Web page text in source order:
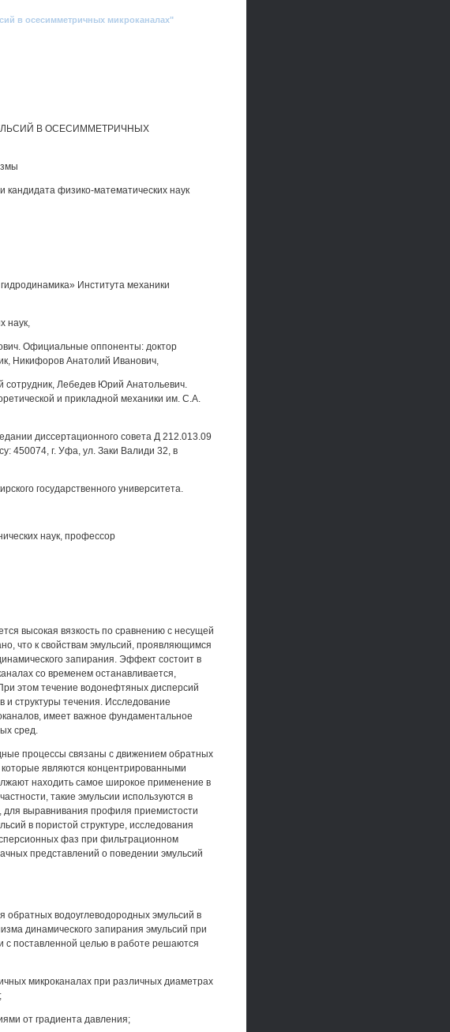
в осесимметричных микроканалах"
В ОСЕСИММЕТРИЧНЫХ
физико-математических наук
Института механики
наук,
Официальные оппоненты: доктор
Никифоров Анатолий Иванович,
сотрудник, Лебедев Юрий Анатольевич.
и прикладной механики им. С.А.
диссертационного совета Д 212.013.09
450074, г. Уфа, ул. Заки Валиди 32, в
государственного университета.
наук, профессор
высокая вязкость по сравнению с несущей
что к свойствам эмульсий, проявляющимся
запирания. Эффект состоит в
со временем останавливается,
этом течение водонефтяных дисперсий
структуры течения. Исследование
имеет важное фундаментальное
сред.
процессы связаны с движением обратных
являются концентрированными
находить самое широкое применение в
такие эмульсии используются в
для выравнивания профиля приемистости
в пористой структуре, исследования
фаз при фильтрационном
представлений о поведении эмульсий
обратных водоуглеводородных эмульсий в
динамического запирания эмульсий при
с поставленной целью в работе решаются
микроканалах при различных диаметрах
от градиента давления;